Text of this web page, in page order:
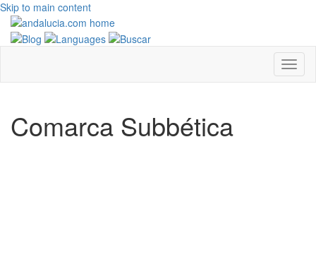
Skip to main content
Comarca Subbética